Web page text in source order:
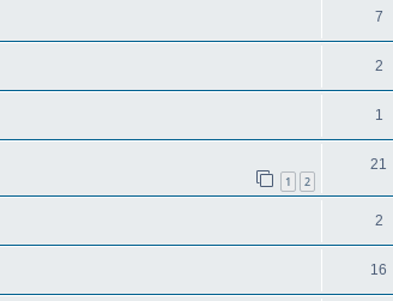
7
2
1
1 2
21
2
16